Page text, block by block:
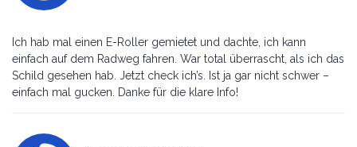
Ich hab mal einen E-Roller gemietet und dachte, ich kann
einfach auf dem Radweg fahren. War total überrascht, als ich das
Schild gesehen hab. Jetzt check ich’s. Ist ja gar nicht schwer –
einfach mal gucken. Danke für die klare Info!